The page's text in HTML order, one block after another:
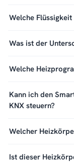
Welche
Was ist der
Welche
Kann ich den
KNX steuern?
Welcher
Ist dieser